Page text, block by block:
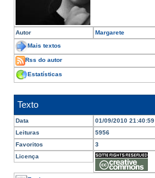
Autor Margarete
Mais textos
Rss do autor
Estatísticas
Texto
Data
01/09/2010 21:40:59
Leituras
5956
Favoritos
3
Licença